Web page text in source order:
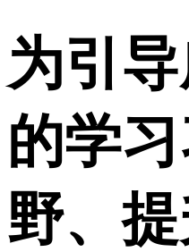
为引
的学
野、